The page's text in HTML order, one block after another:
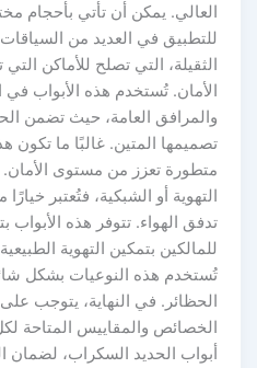
العالي. يمكن أن تأتي بأحجام
للتطبيق في العديد من
الثقيلة، التي تصلح للأماكن
الأمان. تُستخدم هذه الأبواب
والمرافق العامة، حيث تضمن
تصميمها المتين. غالبًا ما تكون
متطورة تعزز من مستوى الأمان.
التهوية أو الشبكية، فتُعتبر
تدفق الهواء. تتوفر هذه
للمالكين بتمكين التهوية
تُستخدم هذه النوعيات بشكل
الحظائر. في النهاية، يتوجب
الخصائص والمقاييس المتاحة
أبواب الحديد السكراب، لضمان